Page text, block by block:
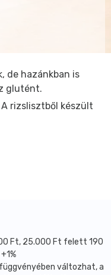
de hazánkban is
glutént.
rizslisztből készült
Ft, 25.000 Ft felett 190
változhat, a